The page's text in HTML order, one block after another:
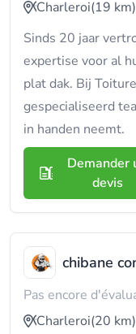
Charleroi(19 km)
Sinds 20 jaar
expertise voor al
plat dak. Bij
gespecialiseerd
in handen neemt.
Demander
devis
chibane
Pas encore
Charleroi(20 km)